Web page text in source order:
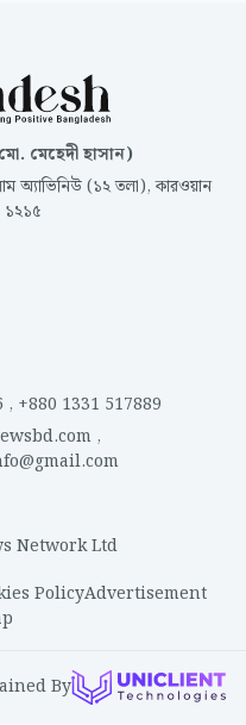
মেহেদী হাসান)
অ্যাভিনিউ (১২ তলা), কারওয়ান
১২১৫
, +880 1331 517889
,
Network Ltd
PolicyAdvertisement
By